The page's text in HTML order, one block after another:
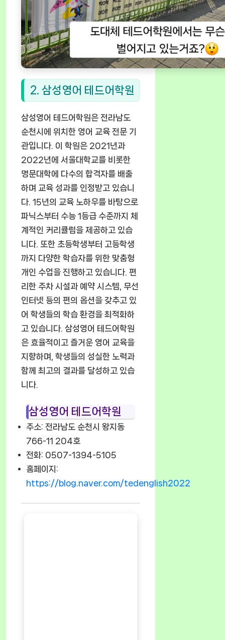
2. 삼성영어 테드어학원
삼성영어 테드어학원은 전라남도
순천시에 위치한 영어 교육 전문 기
관입니다. 이 학원은 2021년과
2022년에 서울대학교를 비롯한
명문대학에 다수의 합격자를 배출
하며 교육 성과를 인정받고 있습니
다. 15년의 교육 노하우를 바탕으로
파닉스부터 수능 1등급 수준까지 체
계적인 커리큘럼을 제공하고 있습
니다. 또한 초등학생부터 고등학생
까지 다양한 학습자를 위한 맞춤형
개인 수업을 진행하고 있습니다. 편
리한 주차 시설과 예약 시스템, 무선
인터넷 등의 편의 옵션을 갖추고 있
어 학생들의 학습 환경을 최적화하
고 있습니다. 삼성영어 테드어학원
은 효율적이고 즐거운 영어 교육을
지향하며, 학생들의 성실한 노력과
함께 최고의 결과를 달성하고 있습
니다.
삼성영어 테드어학원
주소: 전라남도 순천시 왕지동
766-11 204호
전화: 0507-1394-5105
홈페이지:
https://blog.naver.com/tedenglish2022